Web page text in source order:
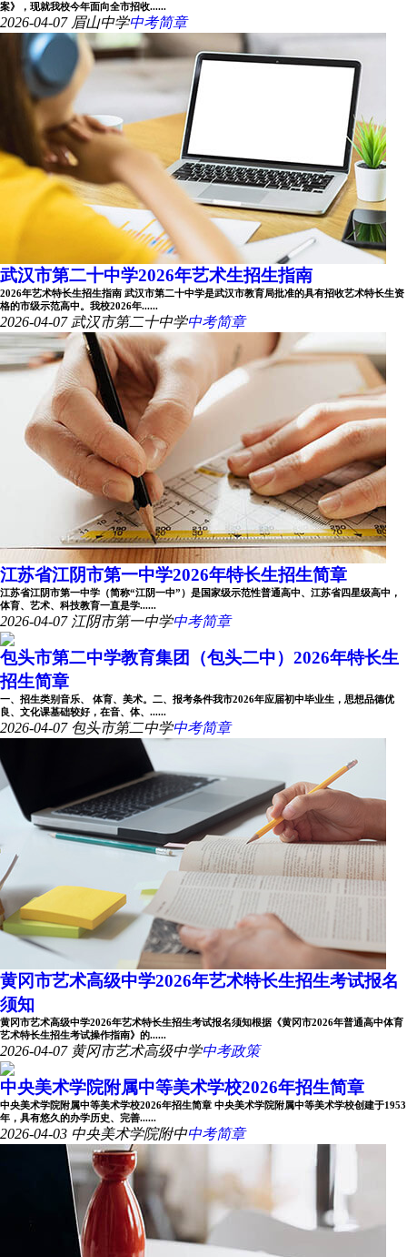
案》，现就我校今年面向全市招收......
2026-04-07 眉山中学中考简章
武汉市第二十中学2026年艺术生招生指南
2026年艺术特长生招生指南 武汉市第二十中学是武汉市教育局批准的具有招收艺术特长生资
格的市级示范高中。我校2026年......
2026-04-07 武汉市第二十中学中考简章
江苏省江阴市第一中学2026年特长生招生简章
江苏省江阴市第一中学（简称“江阴一中”）是国家级示范性普通高中、江苏省四星级高中，
体育、艺术、科技教育一直是学......
2026-04-07 江阴市第一中学中考简章
包头市第二中学教育集团（包头二中）2026年特长生
招生简章
一、招生类别音乐、 体育、美术。二、报考条件我市2026年应届初中毕业生，思想品德优
良、文化课基础较好，在音、体、......
2026-04-07 包头市第二中学中考简章
黄冈市艺术高级中学2026年艺术特长生招生考试报名
须知
黄冈市艺术高级中学2026年艺术特长生招生考试报名须知根据《黄冈市2026年普通高中体育
艺术特长生招生考试操作指南》的......
2026-04-07 黄冈市艺术高级中学中考政策
中央美术学院附属中等美术学校2026年招生简章
中央美术学院附属中等美术学校2026年招生简章 中央美术学院附属中等美术学校创建于1953
年，具有悠久的办学历史、完善......
2026-04-03 中央美术学院附中中考简章